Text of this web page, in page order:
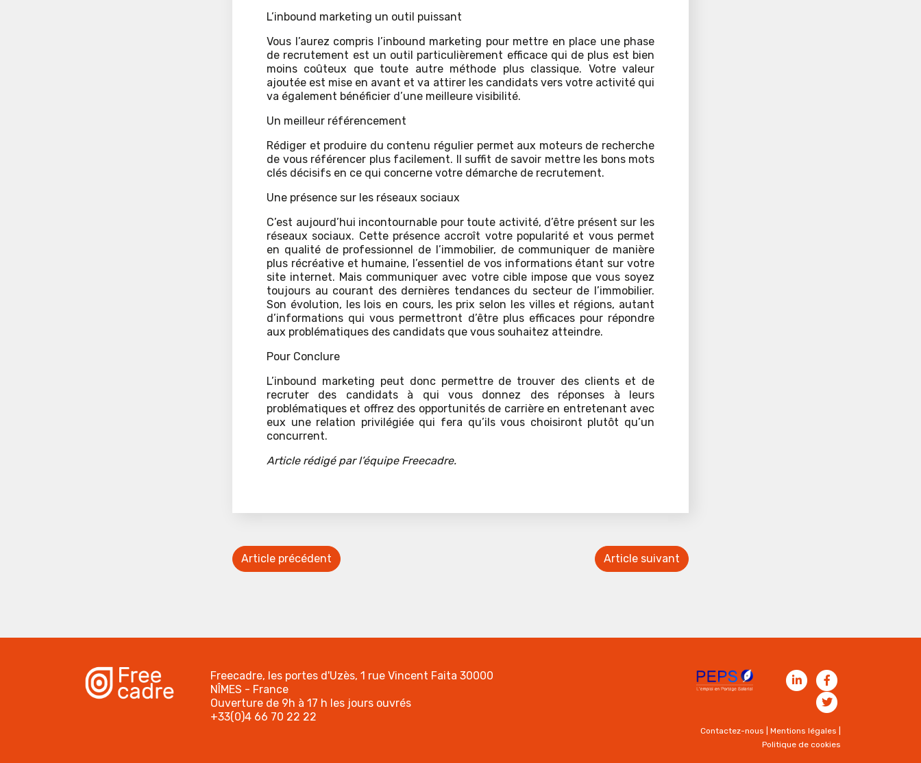
L’inbound marketing un outil puissant
Vous l’aurez compris l’inbound marketing pour mettre en place une phase
de recrutement est un outil particulièrement efficace qui de plus est bien
moins coûteux que toute autre méthode plus classique. Votre valeur
ajoutée est mise en avant et va attirer les candidats vers votre activité qui
va également bénéficier d’une meilleure visibilité.
Un meilleur référencement
Rédiger et produire du contenu régulier permet aux moteurs de recherche
de vous référencer plus facilement. Il suffit de savoir mettre les bons mots
clés décisifs en ce qui concerne votre démarche de recrutement.
Une présence sur les réseaux sociaux
C’est aujourd’hui incontournable pour toute activité, d’être présent sur les
réseaux sociaux. Cette présence accroît votre popularité et vous permet
en qualité de professionnel de l’immobilier, de communiquer de manière
plus récréative et humaine, l’essentiel de vos informations étant sur votre
site internet. Mais communiquer avec votre cible impose que vous soyez
toujours au courant des dernières tendances du secteur de l’immobilier.
Son évolution, les lois en cours, les prix selon les villes et régions, autant
d’informations qui vous permettront d’être plus efficaces pour répondre
aux problématiques des candidats que vous souhaitez atteindre.
Pour Conclure
L’inbound marketing peut donc permettre de trouver des clients et de
recruter des candidats à qui vous donnez des réponses à leurs
problématiques et offrez des opportunités de carrière en entretenant avec
eux une relation privilégiée qui fera qu’ils vous choisiront plutôt qu’un
concurrent.
Article rédigé par l’équipe Freecadre.
Article précédent Article suivant
Freecadre, les portes d'Uzès, 1 rue Vincent Faita 30000
NÎMES - France
Ouverture de 9h à 17 h les jours ouvrés
+33(0)4 66 70 22 22
Contactez-nous Mentions légales
Politique de cookies